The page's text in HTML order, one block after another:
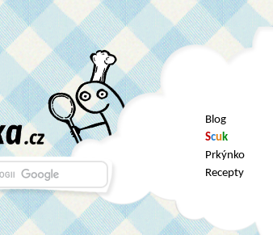
Blog
Scuk
Prkýnko
Recepty